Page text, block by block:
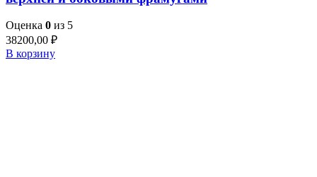
Оценка 0 из 5
38200,00 ₽
В корзину